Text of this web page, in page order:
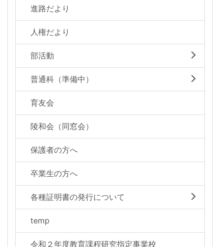
進路だより
人権だより
部活動
普通科（準備中）
育友会
陵和会（同窓会）
保護者の方へ
卒業生の方へ
各種証明書の発行について
temp
令和２年度教育課程研究指定事業校